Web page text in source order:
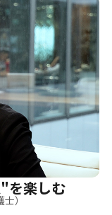
を楽しむ
士）